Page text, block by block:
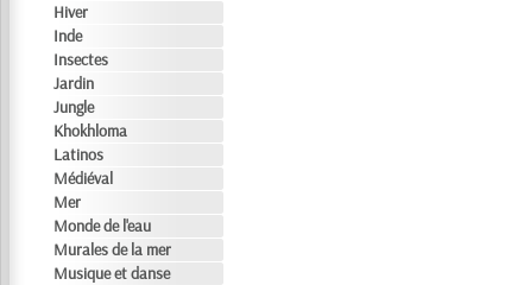
Hiver
Inde
Insectes
Jardin
Jungle
Khokhloma
Latinos
Médiéval
Mer
Monde de l'eau
Murales de la mer
Musique et danse